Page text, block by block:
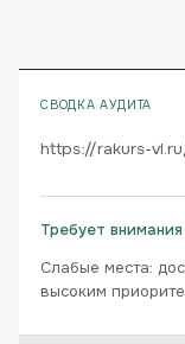
СВОДКА АУДИТА
https://rakurs-
Требует внимания
Слабые места:
высоким